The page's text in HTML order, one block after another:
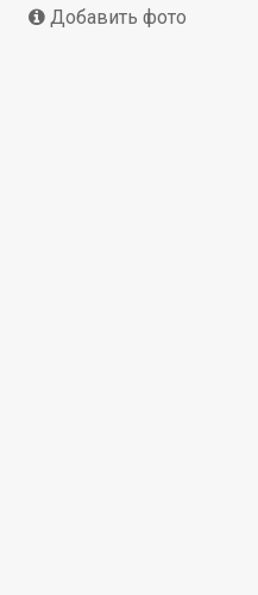
Добавить фото